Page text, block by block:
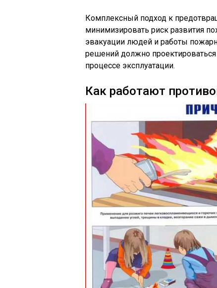
Комплексный подход к
минимизировать риск развития
эвакуации людей и работы
решений должно проектироваться
процессе эксплуатации.
Как работают